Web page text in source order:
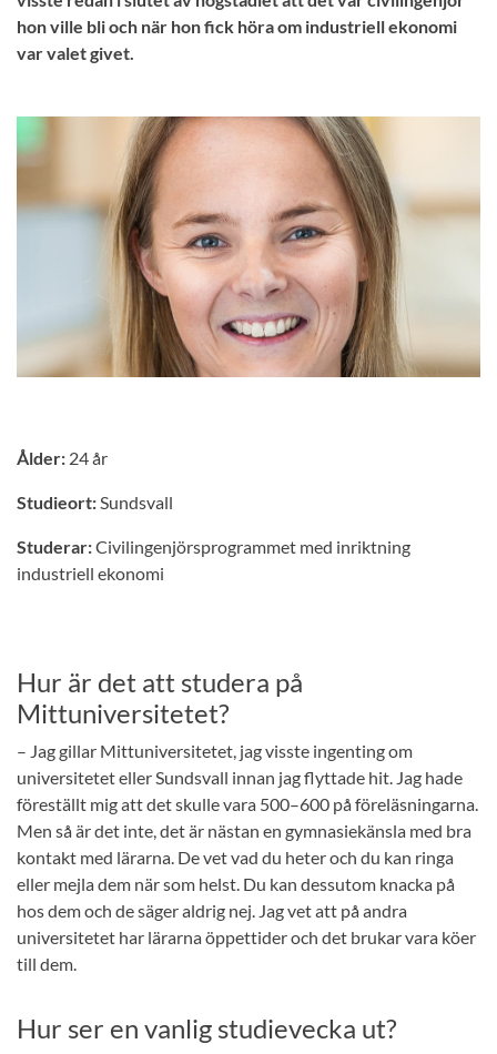
hon ville bli och när hon fick höra om industriell ekonomi
var valet givet.
Ålder: 24 år
Studieort:Sundsvall
Studerar:Civilingenjörsprogrammet med inriktning
industriell ekonomi
Hur är det att studera på
Mittuniversitetet?
– Jag gillar Mittuniversitetet, jag visste ingenting om
universitetet eller Sundsvall innan jag flyttade hit. Jag hade
föreställt mig att det skulle vara 500–600 på föreläsningarna.
Men så är det inte, det är nästan en gymnasiekänsla med bra
kontakt med lärarna. De vet vad du heter och du kan ringa
eller mejla dem när som helst. Du kan dessutom knacka på
hos dem och de säger aldrig nej. Jag vet att på andra
universitetet har lärarna öppettider och det brukar vara köer
till dem.
Hur ser en vanlig studievecka ut?